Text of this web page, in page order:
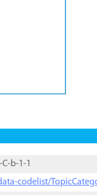
b-1-1
codelist/